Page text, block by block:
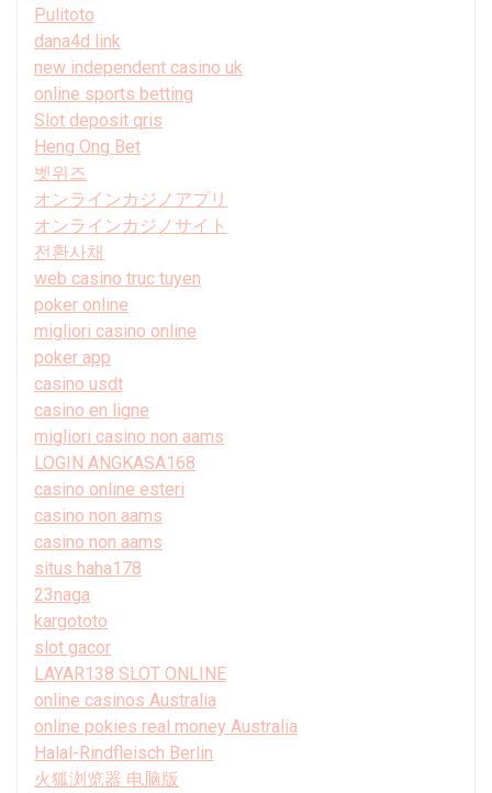
Pulitoto
dana4d link
new independent casino uk
online sports betting
Slot deposit qris
Heng Ong Bet
벳위즈
オンラインカジノアプリ
オンラインカジノサイト
전환사채
web casino truc tuyen
poker online
migliori casino online
poker app
casino usdt
casino en ligne
migliori casino non aams
LOGIN ANGKASA168
casino online esteri
casino non aams
casino non aams
situs haha178
23naga
kargototo
slot gacor
LAYAR138 SLOT ONLINE
online casinos Australia
online pokies real money Australia
Halal-Rindfleisch Berlin
火狐浏览器 电脑版